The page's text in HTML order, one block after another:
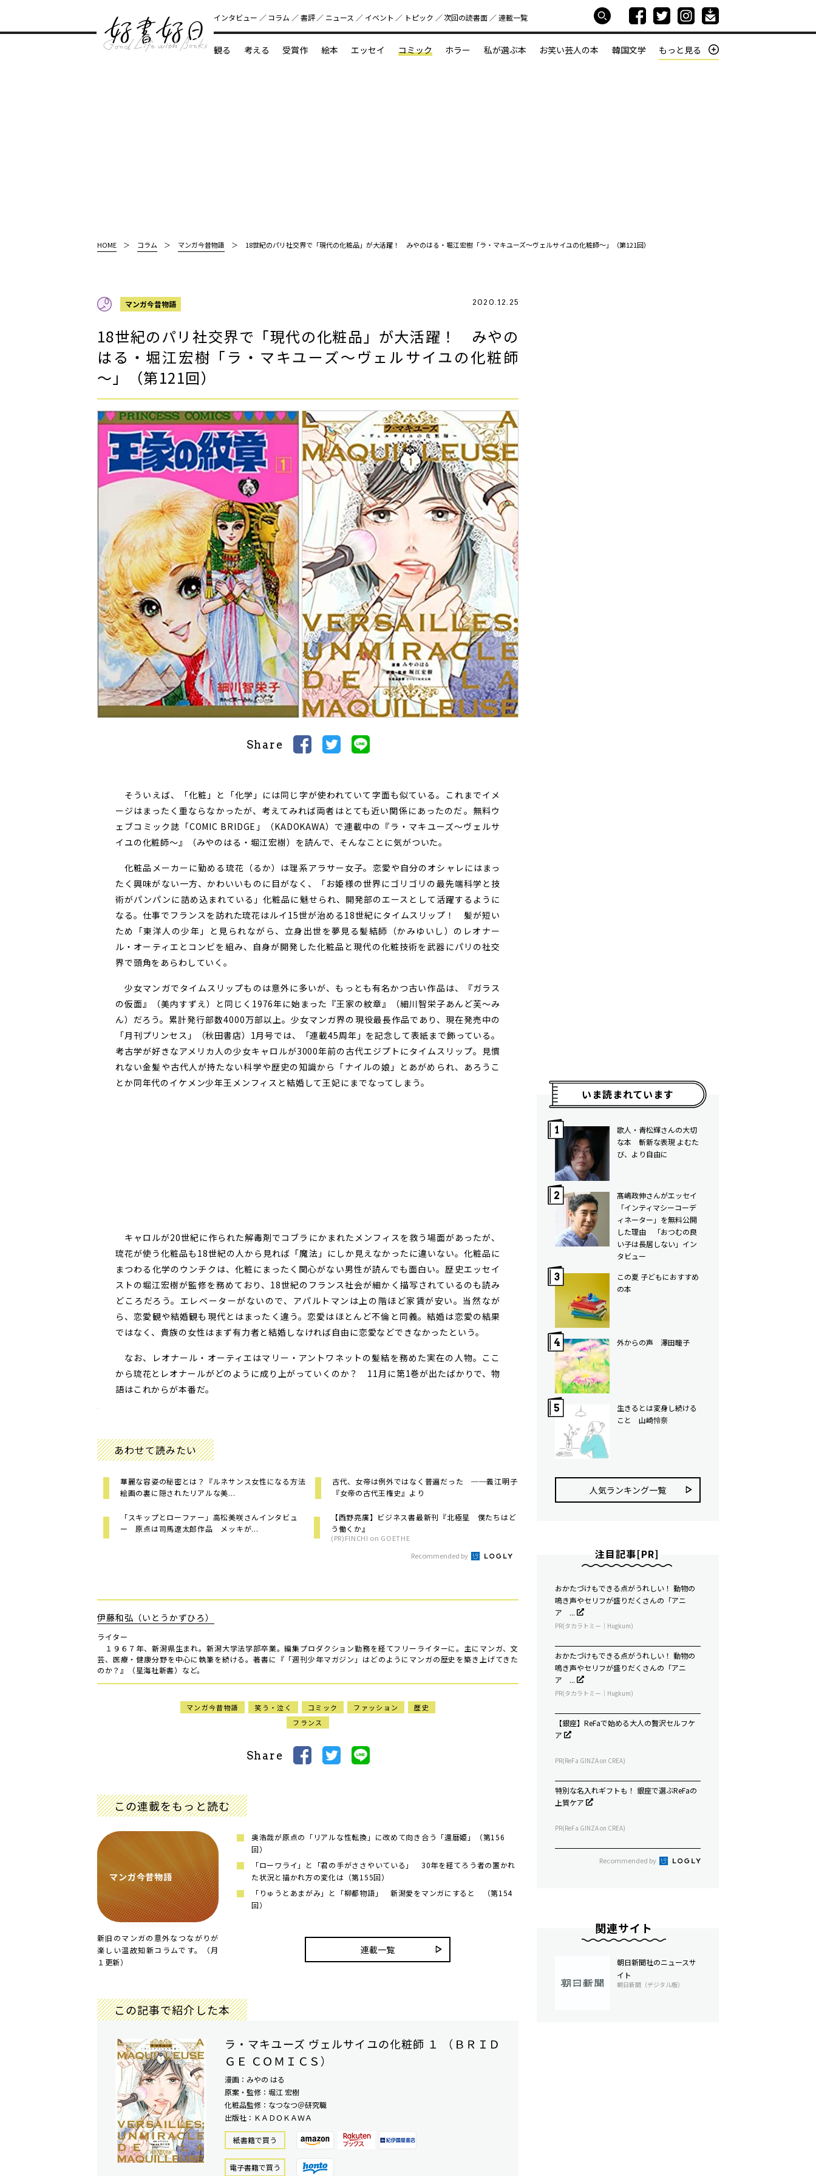
好書好日
インタビュー コラム 書評 ニュース イベント トピック 次回の読書⾯ 連載一覧
観る 考える 受賞作 絵本 エッセイ コミック ホラー 私が選ぶ本 お笑い芸人の本 韓国文学 もっと見る
HOME コラム マンガ今昔物語 18世紀のパリ社交界で「現代の化粧品」が大活躍！ みやのはる・堀江宏樹「ラ・マキユーズ～ヴェルサイユの化粧師～」（第121回）
マンガ今昔物語 2020.12.25
18世紀のパリ社交界で「現代の化粧品」が大活躍！ みやの
はる・堀江宏樹「ラ・マキユーズ～ヴェルサイユの化粧師
～」（第121回）
Share
そういえば、「化粧」と「化学」には同じ字が使われていて字面も似ている。これまでイメ
ージはまったく重ならなかったが、考えてみれば両者はとても近い関係にあったのだ――。無料ウ
ェブコミック誌「COMIC BRIDGE」（KADOKAWA）で連載中の『ラ・マキユーズ～ヴェルサ
イユの化粧師～』（みやのはる・堀江宏樹）を読んで、そんなことに気がついた。
化粧品メーカーに勤める琉花（るか）は理系アラサー女子。恋愛や自分のオシャレにはまっ
たく興味がない一方、かわいいものに目がなく、「お姫様の世界にゴリゴリの最先端科学と技
術がパンパンに詰め込まれている」化粧品に魅せられ、開発部のエースとして活躍するように
なる。仕事でフランスを訪れた琉花はルイ15世が治める18世紀にタイムスリップ！ 髪が短い
ため「東洋人の少年」と見られながら、立身出世を夢見る髪結師（かみゆいし）のレオナー
ル・オーティエとコンビを組み、自身が開発した化粧品と現代の化粧技術を武器にパリの社交
界で頭角をあらわしていく。
少女マンガでタイムスリップものは意外に多いが、もっとも有名かつ古い作品は、『ガラス
の仮面』（美内すずえ）と同じく1976年に始まった『王家の紋章』（細川智栄子あんど芙～み
ん）だろう。累計発行部数4000万部以上。少女マンガ界の現役最長作品であり、現在発売中の
「月刊プリンセス」（秋田書店）1月号では、「連載45周年」を記念して表紙まで飾っている。
考古学が好きなアメリカ人の少女キャロルが3000年前の古代エジプトにタイムスリップ。見慣
れない金髪や古代人が持たない科学や歴史の知識から「ナイルの娘」とあがめられ、あろうこ
とか同年代のイケメン少年王メンフィスと結婚して王妃にまでなってしまう。
キャロルが20世紀に作られた解毒剤でコブラにかまれたメンフィスを救う場面があったが、
琉花が使う化粧品も18世紀の人から見れば「魔法」にしか見えなかったに違いない。化粧品に
まつわる化学のウンチクは、化粧にまったく関心がない男性が読んでも面白い。歴史エッセイ
ストの堀江宏樹が監修を務めており、18世紀のフランス社会が細かく描写されているのも読み
どころだろう。エレベーターがないので、アパルトマンは上の階ほど家賃が安い。当然なが
ら、恋愛観や結婚観も現代とはまったく違う。恋愛はほとんど不倫と同義。結婚は恋愛の結果
ではなく、貴族の女性はまず有力者と結婚しなければ自由に恋愛などできなかったという。
なお、レオナール・オーティエはマリー・アントワネットの髪結を務めた実在の人物。ここ
から琉花とレオナールがどのように成り上がっていくのか？ 11月に第1巻が出たばかりで、物
語はこれからが本番だ。
あわせて読みたい
華麗な容姿の秘密とは？『ルネサンス女性になる方法――
絵画の裏に隠されたリアルな美...
古代、女帝は例外ではなく普遍だった ──義江明子
『女帝の古代王権史』より
「スキップとローファー」高松美咲さんインタビュ
ー 原点は司馬遼太郎作品 メッキが...
【西野亮廣】ビジネス書最新刊『北極星 僕たちはど
う働くか』
(PR)FINCHI on GOETHE
Recommended by
伊藤和弘（いとうかずひろ）
ライター
１９６７年、新潟県生まれ。新潟大学法学部卒業。編集プロダクション勤務を経てフリーライターに。主にマンガ、文
芸、医療・健康分野を中心に執筆を続ける。著書に『「週刊少年マガジン」はどのようにマンガの歴史を築き上げてきた
のか？』（星海社新書）など。
マンガ今昔物語 笑う・泣く コミック ファッション
歴史
フランス
Share
この連載をもっと読む
マンガ今昔物語
新旧のマンガの意外なつながりが
楽しい温故知新コラムです。（月
１更新）
奥浩哉が原点の「リアルな性転換」に改めて向き合う「還暦姫」（第156
回）
「ローワライ」と「君の手がささやいている」 30年を経てろう者の置かれ
た状況と描かれ方の変化は（第155回）
「りゅうとあまがみ」と「柳都物語」 新潟愛をマンガにすると （第154
回）
連載一覧
この記事で紹介した本
ラ・マキユーズ ヴェルサイユの化粧師 １ （ＢＲＩＤ
ＧＥ ＣＯＭＩＣＳ）
漫画：みやの はる
原案・監修：堀江 宏樹
化粧品監修：なつなつ＠研究職
出版社：ＫＡＤＯＫＡＷＡ
紙書籍で買う
電⼦書籍で買う
いま読まれています
歌人・青松輝さんの大切
な本 斬新な表現 よむた
び、より自由に
髙嶋政伸さんがエッセイ
「インティマシーコーデ
ィネーター」を無料公開
した理由 「おつむの良
い子は長居しない」イン
タビュー
この夏 子どもにおすすめ
の本
外からの声 澤田瞳子
生きるとは変身し続ける
こと 山崎怜奈
人気ランキング⼀覧
注目記事[PR]
おかたづけもできる点がうれしい！ 動物の
鳴き声やセリフが盛りだくさんの「アニ
ア ...
PR(タカラトミー｜Hugkum)
おかたづけもできる点がうれしい！ 動物の
鳴き声やセリフが盛りだくさんの「アニ
ア ...
PR(タカラトミー｜Hugkum)
【銀座】ReFaで始める大人の贅沢セルフケ
ア
PR(ReFa GINZA on CREA)
特別な名入れギフトも！ 銀座で選ぶReFaの
上質ケア
PR(ReFa GINZA on CREA)
Recommended by
関連サイト
朝日新聞社のニュースサ
イト
朝日新聞（デジタル版）